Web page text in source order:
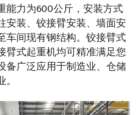
能力为600公斤，安装方式
安装、铰接臂安装、墙面安
车间现有钢结构。铰接臂式
臂式起重机均可精准满足您
备广泛应用于制造业、仓储